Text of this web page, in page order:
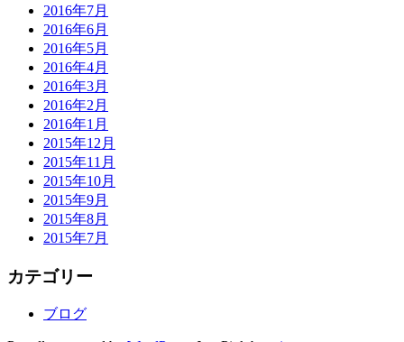
2016年7月
2016年6月
2016年5月
2016年4月
2016年3月
2016年2月
2016年1月
2015年12月
2015年11月
2015年10月
2015年9月
2015年8月
2015年7月
カテゴリー
ブログ